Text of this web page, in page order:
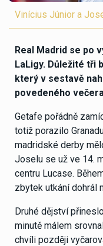
Vinícius Júnior a
Real Madrid se po
LaLigy. Důležité tři
který v sestavě
povedeného
Getafe pořádně
totiž porazilo
madridské derby
Joselu se už ve 14.
centru Lucase.
zbytek utkání dohrál
Druhé dějství
minutě málem
chvíli později